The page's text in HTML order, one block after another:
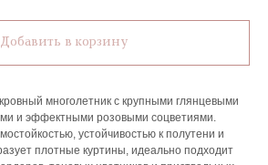
Добавить в корзину
многолетник с крупными глянцевыми
и эффектными розовыми соцветиями.
устойчивостью к полутени и
плотные куртины, идеально подходит